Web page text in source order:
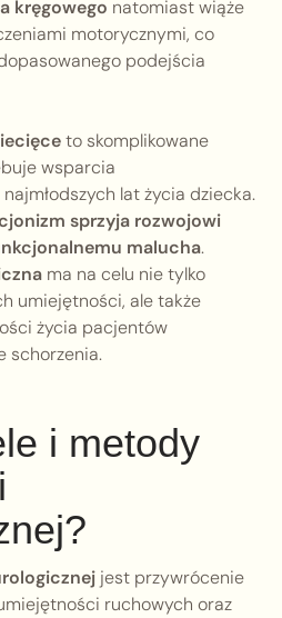
kręgowego natomiast wiąże
motorycznymi, co
podejścia
to skomplikowane
wsparcia
lat życia dziecka.
sprzyja rozwojowi
malucha.
ma na celu nie tylko
umiejętności, ale także
życia pacjentów
schorzenia.
i metody
jest przywrócenie
ruchowych oraz